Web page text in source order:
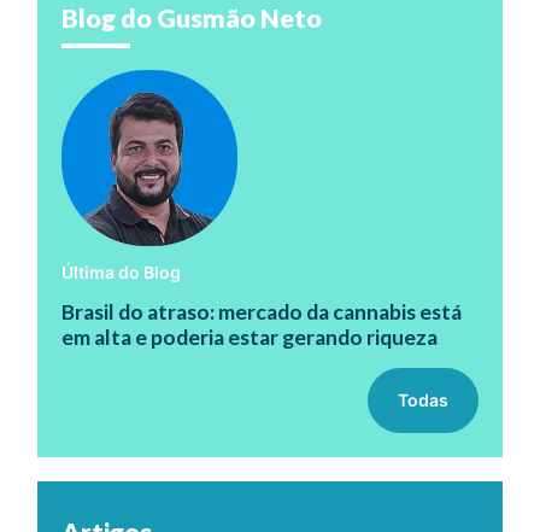
Blog do Gusmão Neto
Última do Blog
Brasil do atraso: mercado da cannabis está
em alta e poderia estar gerando riqueza
Todas